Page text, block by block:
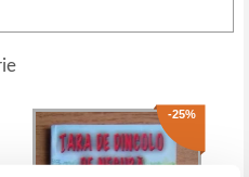
-25%